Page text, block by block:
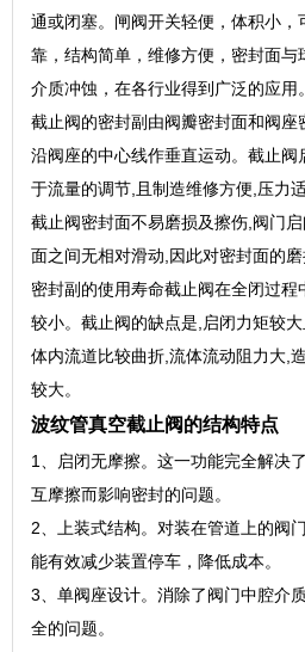
通或闭塞。闸阀开关轻便，体积小
靠，结构简单，维修方便，密封面与
介质冲蚀，在各行业得到广泛的应用。
截止阀的密封副由阀瓣密封面和阀
沿阀座的中心线作垂直运动。截止阀
于流量的调节,且制造维修方便,压力
截止阀密封面不易磨损及擦伤,阀门
面之间无相对滑动,因此对密封面的
密封副的使用寿命截止阀在全闭过
较小。截止阀的缺点是,启闭力矩较
体内流道比较曲折,流体流动阻力大,
较大。
波纹管真空截止阀的结构特点
1、启闭无摩擦。这一功能完全解决
互摩擦而影响密封的问题。
2、上装式结构。对装在管道上的阀
能有效减少装置停车，降低成本。
3、单阀座设计。消除了阀门中腔介
全的问题。